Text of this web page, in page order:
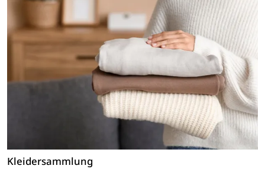
Kleidersammlung